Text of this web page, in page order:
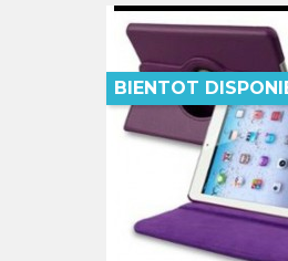
BIENTOT